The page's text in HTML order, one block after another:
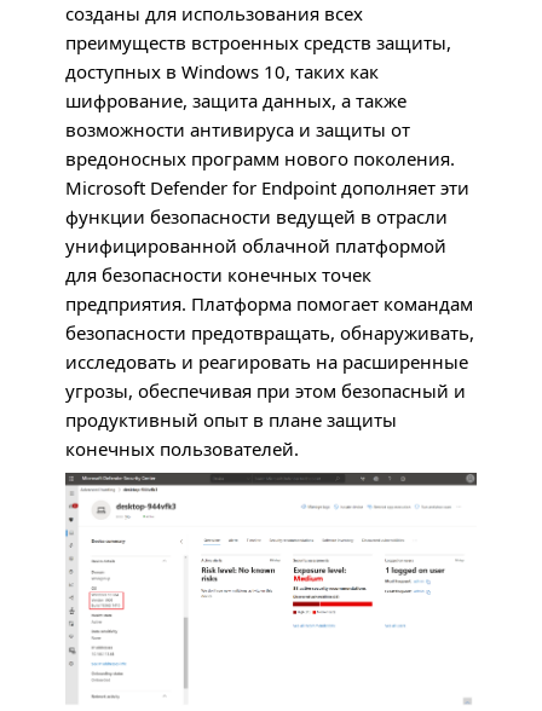
созданы для использования всех
преимуществ встроенных средств защиты,
доступных в Windows 10, таких как
шифрование, защита данных, а также
возможности антивируса и защиты от
вредоносных программ нового поколения.
Microsoft Defender for Endpoint дополняет эти
функции безопасности ведущей в отрасли
унифицированной облачной платформой
для безопасности конечных точек
предприятия. Платформа помогает командам
безопасности предотвращать, обнаруживать,
исследовать и реагировать на расширенные
угрозы, обеспечивая при этом безопасный и
продуктивный опыт в плане защиты
конечных пользователей.